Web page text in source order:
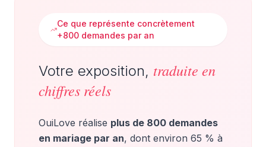
Ce que représente concrètement
+800 demandes par an
Votre exposition, traduite en
chiffres réels
OuiLove réalise plus de 800 demandes
en mariage par an, dont environ 65 % à